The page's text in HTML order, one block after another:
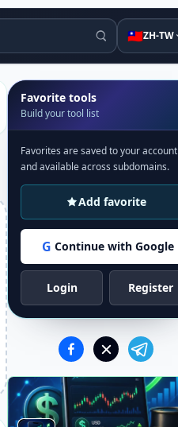
🇹🇼ZH-TW
Favorite tools
Build your tool list
Favorites are saved to your account
and available across subdomains.
Add favorite
G Continue with Google
Login Register